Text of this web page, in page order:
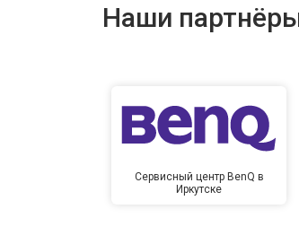
Наши
Сервисный центр BenQ в
Иркутске